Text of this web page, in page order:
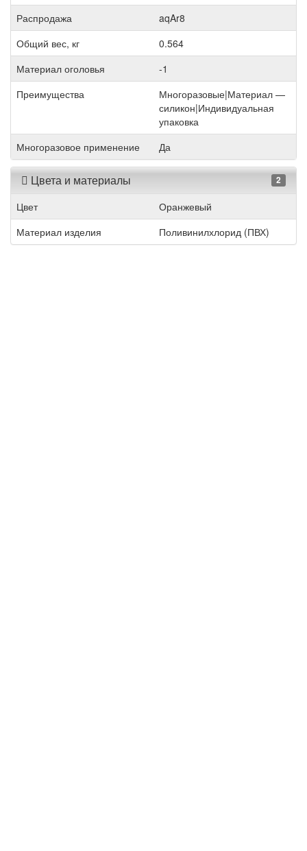
Распродажа
aqAr8
Общий вес, кг
0.564
Материал оголовья
-1
Преимущества
Многоразовые|Материал —
силикон|Индивидуальная
упаковка
Многоразовое применение
Да
Цвета и материалы 2
Цвет
Оранжевый
Материал изделия
Поливинилхлорид (ПВХ)